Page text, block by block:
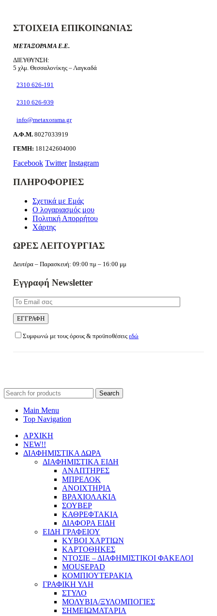
ΣΤΟΙΧΕΙΑ ΕΠΙΚΟΙΝΩΝΙΑΣ
ΜΕΤΑΞΟΡΑΜΑ Ε.Ε.
ΔΙΕΥΘΥΝΣΗ:
5 χλμ. Θεσσαλονίκης – Λαγκαδά
2310 626-191
2310 626-939
info@metaxorama.gr
Α.Φ.Μ. 8027033919
ΓΕΜΗ: 181242604000
Facebook Twitter Instagram
ΠΛΗΡΟΦΟΡΙΕΣ
Σχετικά με Εμάς
Ο λογαριασμός μου
Πολιτική Απορρήτου
Χάρτης
ΩΡΕΣ ΛΕΙΤΟΥΡΓΙΑΣ
Δευτέρα – Παρασκευή: 09:00 πμ – 16:00 μμ
Εγγραφή Newsletter
Συμφωνώ με τους όρους & προϋποθέσειςεδώ
Search
for:
Main Menu
Top Navigation
ΑΡΧΙΚΗ
NEW!!
ΔΙΑΦΗΜΙΣΤΙΚΑ ΔΩΡΑ
ΔΙΑΦΗΜΙΣΤΙΚΑ ΕΙΔΗ
ΑΝΑΠΤΗΡΕΣ
ΜΠΡΕΛΟΚ
ΑΝΟΙΧΤΗΡΙΑ
ΒΡΑΧΙΟΛΑΚΙΑ
ΣΟΥΒΕΡ
ΚΑΘΡΕΦΤΑΚΙΑ
ΔΙΑΦΟΡΑ ΕΙΔΗ
ΕΙΔΗ ΓΡΑΦΕΙΟΥ
ΚΥΒΟΙ ΧΑΡΤΙΩΝ
ΚΑΡΤΟΘΗΚΕΣ
ΝΤΟΣΙΕ – ΔΙΑΦΗΜΙΣΤΙΚΟΙ ΦΑΚΕΛΟΙ
MOUSEPAD
ΚΟΜΠΙΟΥΤΕΡΑΚΙΑ
ΓΡΑΦΙΚΗ ΥΛΗ
ΣΤΥΛΟ
ΜΟΛΥΒΙΑ/ΞΥΛΟΜΠΟΓΙΕΣ
ΣΗΜΕΙΩΜΑΤΑΡΙΑ